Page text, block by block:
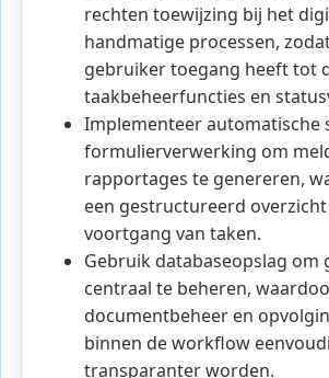
rechten toewijzing bij het
handmatige processen,
gebruiker toegang heeft tot
taakbeheerfuncties en
Implementeer automatische
formulierverwerking om
rapportages te genereren,
een gestructureerd
voortgang van taken.
Gebruik databaseopslag om
centraal te beheren,
documentbeheer en
binnen de workflow
transparanter worden.